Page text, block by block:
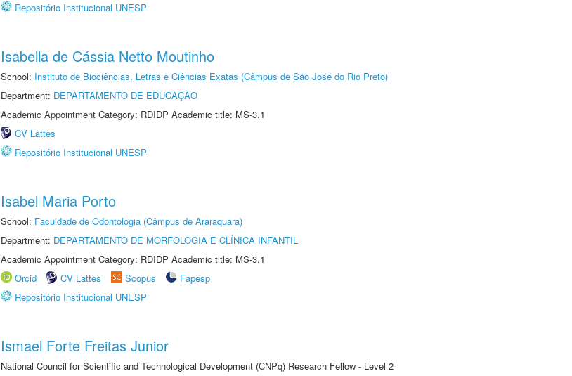
Repositório Institucional UNESP
Isabella de Cássia Netto Moutinho
School: Instituto de Biociências, Letras e Ciências Exatas (Câmpus de São José do Rio Preto)
Department: DEPARTAMENTO DE EDUCAÇÃO
Academic Appointment Category: RDIDP Academic title: MS-3.1
CV Lattes
Repositório Institucional UNESP
Isabel Maria Porto
School: Faculdade de Odontologia (Câmpus de Araraquara)
Department: DEPARTAMENTO DE MORFOLOGIA E CLÍNICA INFANTIL
Academic Appointment Category: RDIDP Academic title: MS-3.1
Orcid
CV Lattes Scopus
Fapesp
Repositório Institucional UNESP
Ismael Forte Freitas Junior
National Council for Scientific and Technological Development (CNPq) Research Fellow - Level 2